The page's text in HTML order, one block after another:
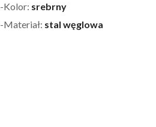
-Kolor: srebrny
-Materiał: stal węglowa